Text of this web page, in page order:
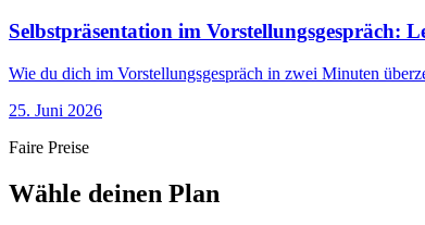
Selbstpräsentation im Vorstellungsgespräch:
Wie du dich im Vorstellungsgespräch in zwei Minuten
25. Juni 2026
Faire Preise
Wähle deinen Plan